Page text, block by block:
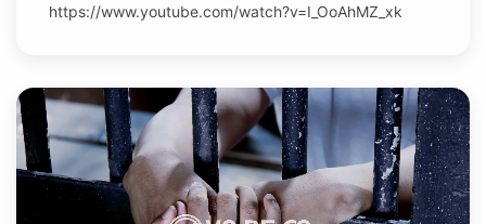
https://www.youtube.com/watch?v=I_OoAhMZ_xk